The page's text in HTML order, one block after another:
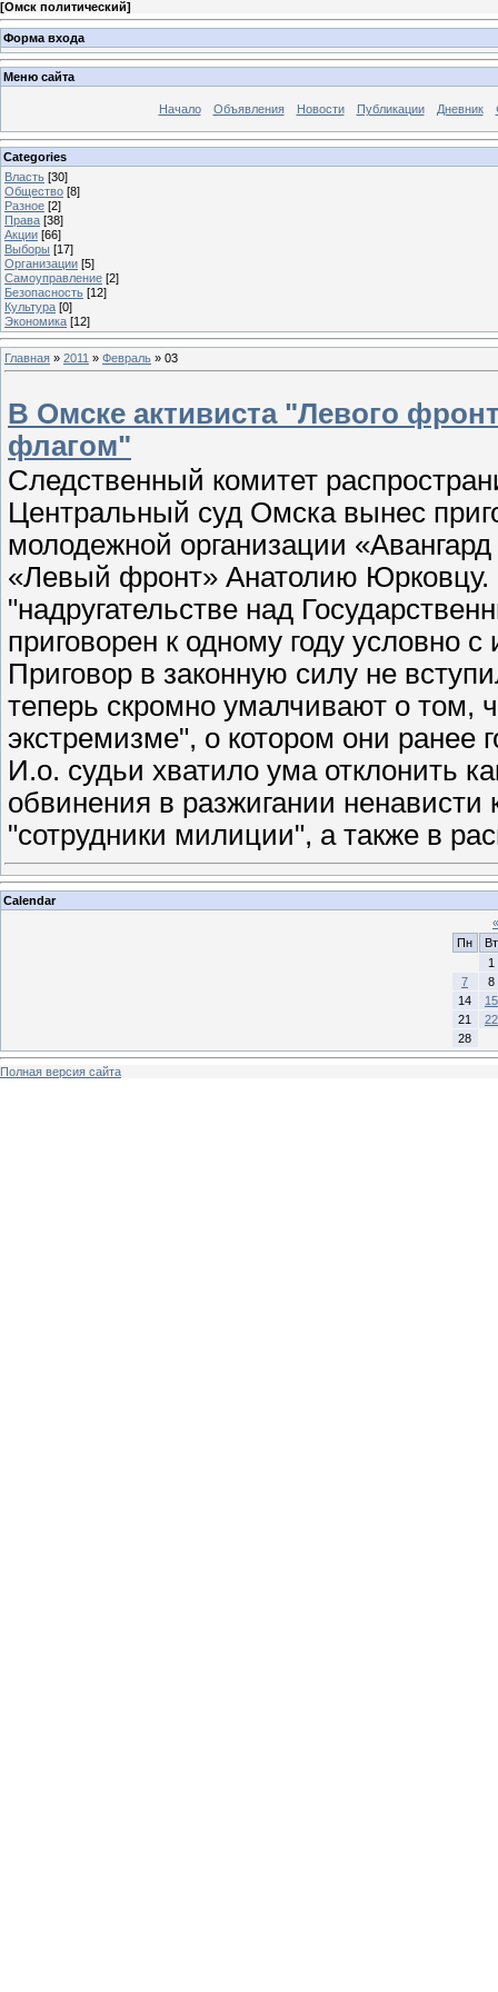
[Омск политический]
Форма входа
Меню сайта
Начало Объявления Новости Публикации Дневник
Categories
Власть [30]
Общество [8]
Разное [2]
Права [38]
Акции [66]
Выборы [17]
Организации [5]
Самоуправление [2]
Безопасность [12]
Культура [0]
Экономика [12]
Главная » 2011 » Февраль » 03
В Омске активиста "Левого
флагом"
Следственный комитет
Центральный суд Омска вынес
молодежной организации
«Левый фронт» Анатолию Юрковцу.
"надругательстве над
приговорен к одному году условно
Приговор в законную силу не
теперь скромно умалчивают о том,
экстремизме", о котором они ранее
И.о. судьи хватило ума отклонить
обвинения в разжигании
"сотрудники милиции", а также в
Calendar
«
Пн
Вт
1
7
8
14
15
21
22
28
Полная версия сайта